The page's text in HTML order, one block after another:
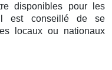
disponibles pour les
est conseillé de se
locaux ou nationaux